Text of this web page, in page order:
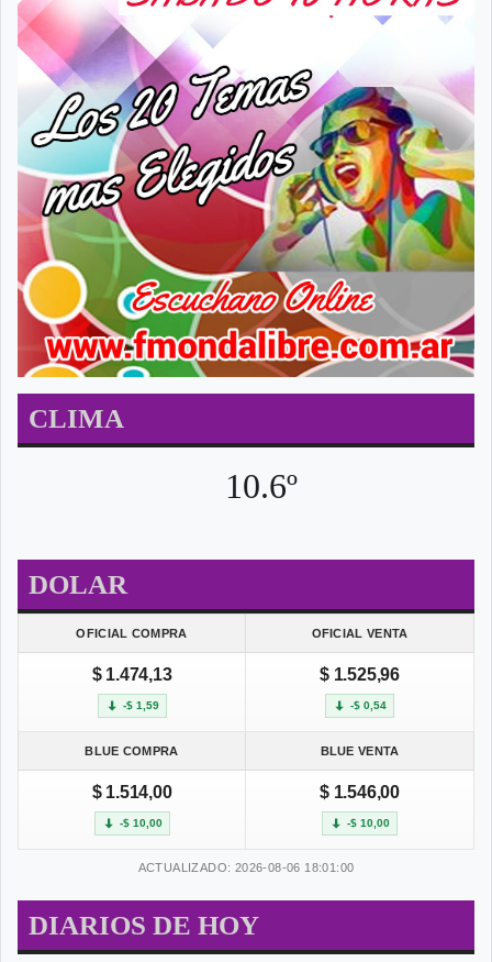
CLIMA
10.6º
DOLAR
OFICIAL COMPRA OFICIAL VENTA
$ 1.474,13
-$ 1,59
$ 1.525,96
-$ 0,54
BLUE COMPRA BLUE VENTA
$ 1.514,00
-$ 10,00
$ 1.546,00
-$ 10,00
ACTUALIZADO: 2026-08-06 18:01:00
DIARIOS DE HOY